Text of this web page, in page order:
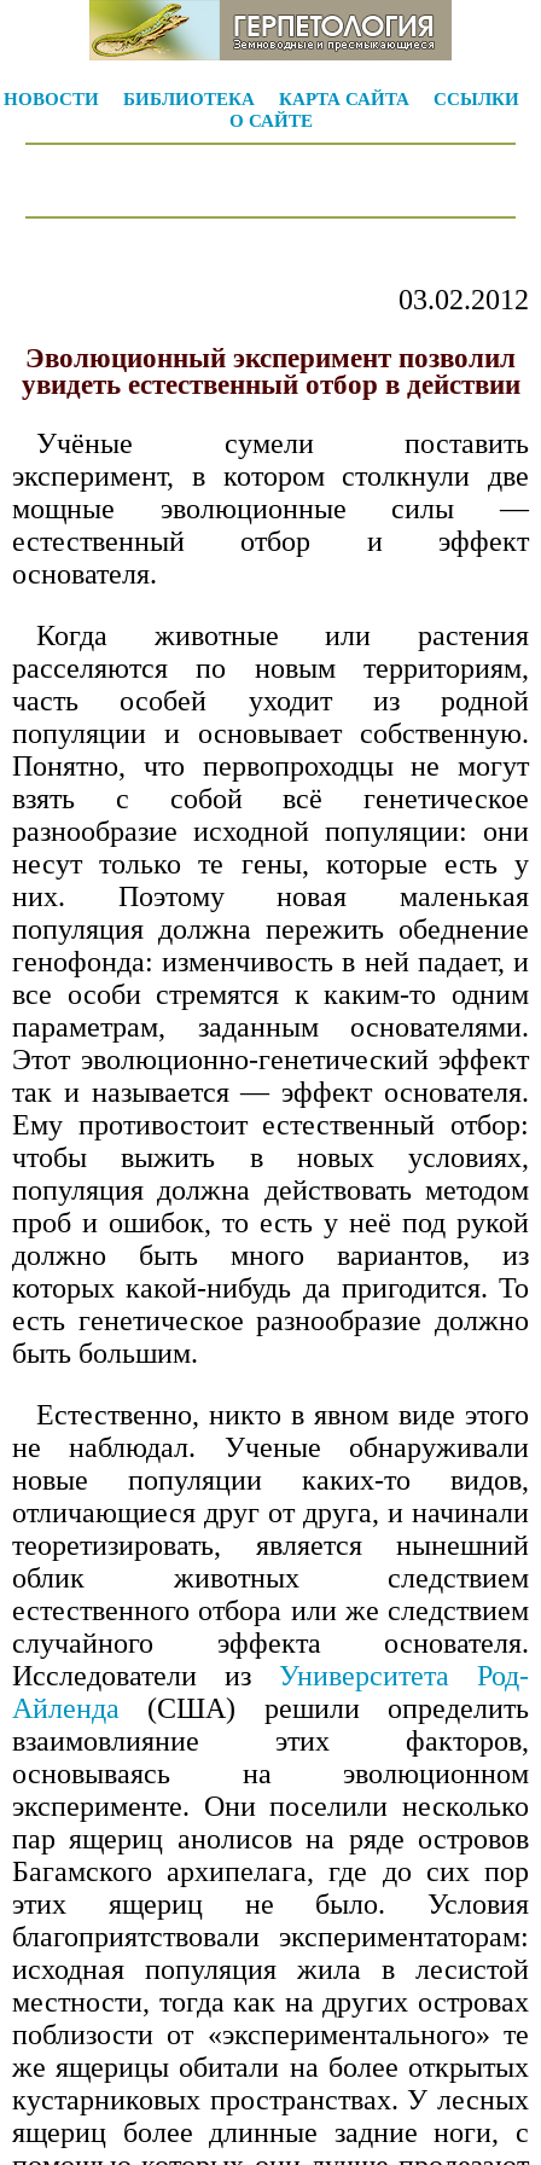
НОВОСТИ БИБЛИОТЕКА КАРТА САЙТА
ССЫЛКИ
О САЙТЕ
03.02.2012
Эволюционный эксперимент позволил
увидеть естественный отбор в действии
Учёные сумели поставить
эксперимент, в котором столкнули две
мощные эволюционные силы —
естественный отбор и эффект
основателя.
Когда животные или растения
расселяются по новым территориям,
часть особей уходит из родной
популяции и основывает собственную.
Понятно, что первопроходцы не могут
взять с собой всё генетическое
разнообразие исходной популяции: они
несут только те гены, которые есть у
них. Поэтому новая маленькая
популяция должна пережить обеднение
генофонда: изменчивость в ней падает, и
все особи стремятся к каким-то одним
параметрам, заданным основателями.
Этот эволюционно-генетический эффект
так и называется — эффект основателя.
Ему противостоит естественный отбор:
чтобы выжить в новых условиях,
популяция должна действовать методом
проб и ошибок, то есть у неё под рукой
должно быть много вариантов, из
которых какой-нибудь да пригодится. То
есть генетическое разнообразие должно
быть большим.
Естественно, никто в явном виде этого
не наблюдал. Ученые обнаруживали
новые популяции каких-то видов,
отличающиеся друг от друга, и начинали
теоретизировать, является нынешний
облик животных следствием
естественного отбора или же следствием
случайного эффекта основателя.
Исследователи из Университета Род-
Айленда (США) решили определить
взаимовлияние этих факторов,
основываясь на эволюционном
эксперименте. Они поселили несколько
пар ящериц анолисов на ряде островов
Багамского архипелага, где до сих пор
этих ящериц не было. Условия
благоприятствовали экспериментаторам:
исходная популяция жила в лесистой
местности, тогда как на других островах
поблизости от «экспериментального» те
же ящерицы обитали на более открытых
кустарниковых пространствах. У лесных
ящериц более длинные задние ноги, с